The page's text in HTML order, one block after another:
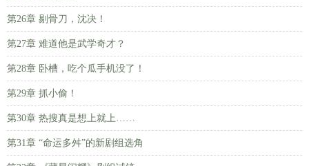
第26章 剔骨刀，沈决！
第27章 难道他是武学奇才？
第28章 卧槽，吃个瓜手机没了！
第29章 抓小偷！
第30章 热搜真是想上就上……
第31章 “命运多舛”的新剧组选角